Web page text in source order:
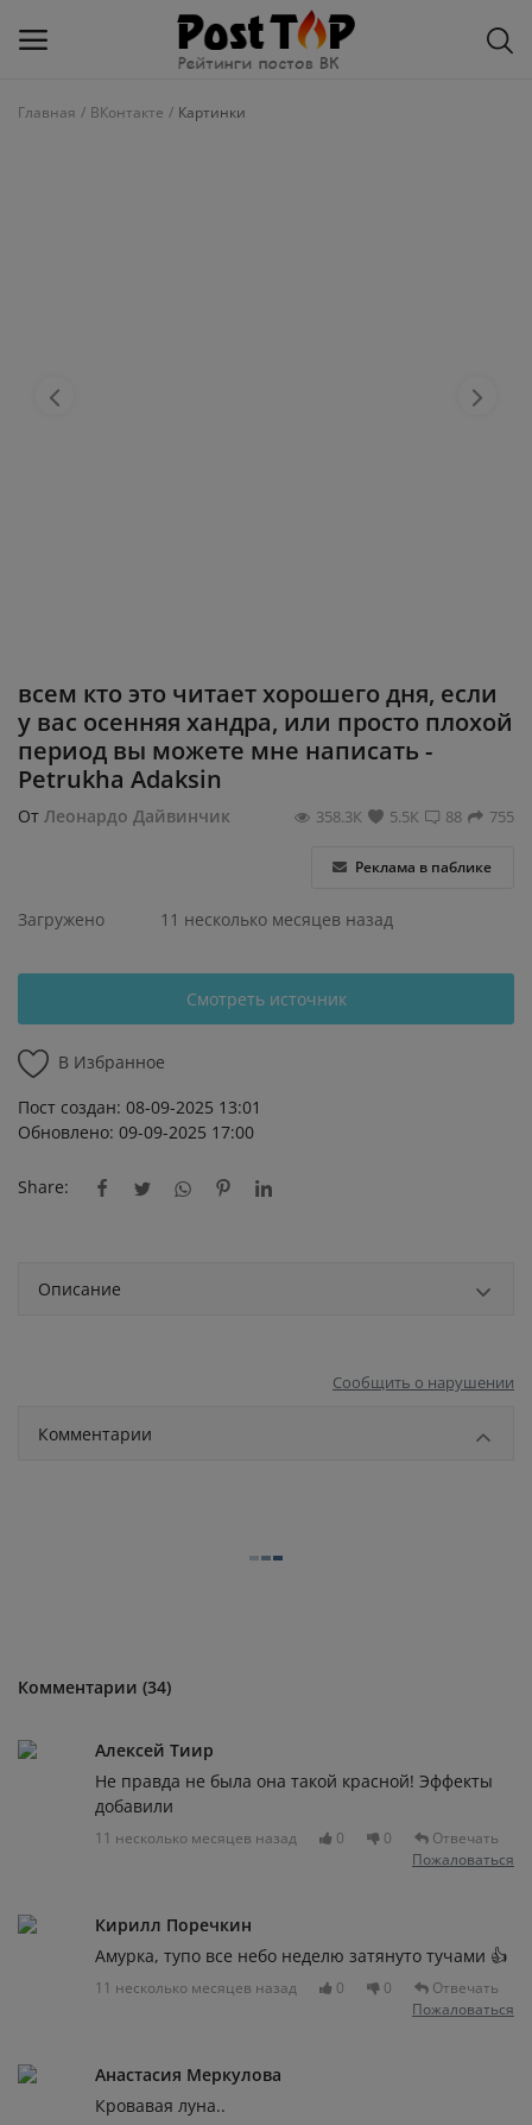
О рейтинге
Главная ВКонтакте Картинки
всем кто это читает хорошего дня, если
у вас осенняя хандра, или просто плохой
период вы можете мне написать -
Petrukha Adaksin
От Леонардо Дайвинчик 755
88
5.5К
358.3К
Реклама в паблике
Загружено 11 несколько месяцев назад
Смотреть источник
В Избранное
Пост создан: 08-09-2025 13:01
Обновлено: 09-09-2025 17:00
Share:
Описание
Сообщить о нарушении
Комментарии
Комментарии (34)
Алексей Тиир
Не правда не была она такой красной! Эффекты
добавили
11 несколько месяцев назад 0 0
Отвечать
Пожаловаться
Кирилл Поречкин
Амурка, тупо все небо неделю затянуто тучами 👍
11 несколько месяцев назад 0 0
Отвечать
Пожаловаться
Анастасия Меркулова
Кровавая луна..